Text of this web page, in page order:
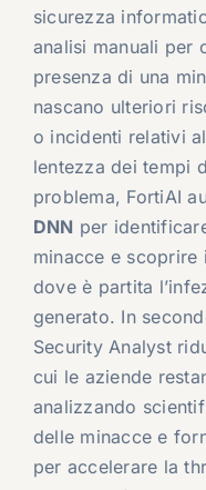
sicurezza
analisi manuali per
presenza di una
nascano ulteriori
o incidenti relativi
lentezza dei tempi
problema, FortiAI
DNN per
minacce e scoprire
dove è partita
generato. In
Security Analyst
cui le aziende
analizzando
delle minacce e
per accelerare la